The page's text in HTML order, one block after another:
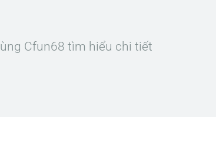
Cfun68 tìm hiểu chi tiết